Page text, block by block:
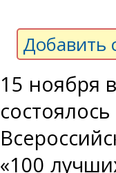
Добавить
15 ноября
«100